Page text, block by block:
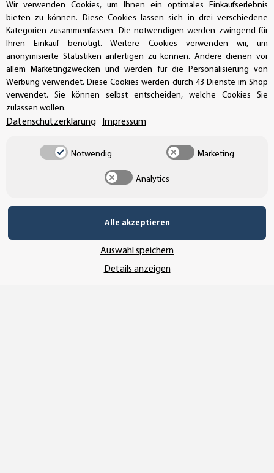
UNSERE ZAHLUNGSARTEN*
SSL-Verschlüsselung
UNSER VERSANDDIENSTLEISTER
Wir verwenden Cookies, um Ihnen ein optimales Einkaufserlebnis
bieten zu können. Diese Cookies lassen sich in drei verschiedene
Kategorien zusammenfassen. Die notwendigen werden zwingend für
Ihren Einkauf benötigt. Weitere Cookies verwenden wir, um
anonymisierte Statistiken anfertigen zu können. Andere dienen vor
allem Marketingzwecken und werden für die Personalisierung von
Werbung verwendet. Diese Cookies werden durch 43 Dienste im Shop
verwendet. Sie können selbst entscheiden, welche Cookies Sie
zulassen wollen.
Datenschutzerklärung Impressum
Notwendig Marketing
Analytics
Alle akzeptieren
Auswahl speichern
Details anzeigen